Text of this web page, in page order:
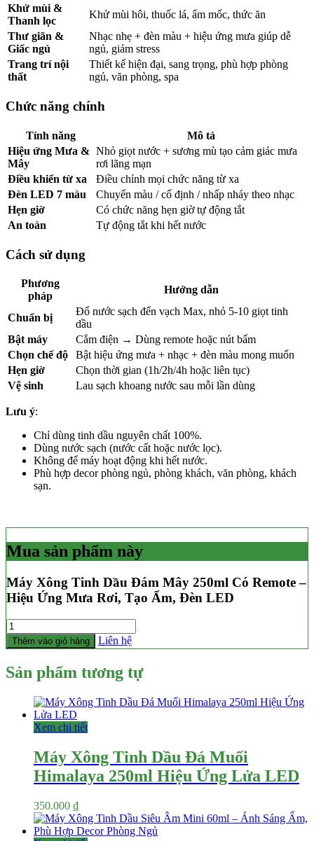
Khử mùi &
Thanh lọc
Khử mùi hôi, thuốc lá, ẩm mốc, thức ăn
Thư giãn &
Giấc ngủ
Nhạc nhẹ + đèn màu + hiệu ứng mưa giúp dễ
ngủ, giảm stress
Trang trí nội
thất
Thiết kế hiện đại, sang trọng, phù hợp phòng
ngủ, văn phòng, spa
Chức năng chính
Tính năng
Mô tả
Hiệu ứng Mưa &
Mây
Nhỏ giọt nước + sương mù tạo cảm giác mưa
rơi lãng mạn
Điều khiển từ xa
Điều chỉnh mọi chức năng từ xa
Đèn LED 7 màu
Chuyển màu / cố định / nhấp nháy theo nhạc
Hẹn giờ
Có chức năng hẹn giờ tự động tắt
An toàn
Tự động tắt khi hết nước
Cách sử dụng
Phương
pháp
Hướng dẫn
Chuẩn bị
Đổ nước sạch đến vạch Max, nhỏ 5-10 giọt tinh
dầu
Bật máy
Cắm điện → Dùng remote hoặc nút bấm
Chọn chế độ
Bật hiệu ứng mưa + nhạc + đèn màu mong muốn
Hẹn giờ
Chọn thời gian (1h/2h/4h hoặc liên tục)
Vệ sinh
Lau sạch khoang nước sau mỗi lần dùng
Lưu ý:
Chỉ dùng tinh dầu nguyên chất 100%.
Dùng nước sạch (nước cất hoặc nước lọc).
Không để máy hoạt động khi hết nước.
Phù hợp decor phòng ngủ, phòng khách, văn phòng, khách
sạn.
Mua sản phẩm này
Máy Xông Tinh Dầu Đám Mây 250ml Có Remote –
Hiệu Ứng Mưa Rơi, Tạo Ẩm, Đèn LED
Số
lượng
Thêm vào giỏ hàng Liên hệ
Sản phẩm tương tự
Xem chi tiết
Máy Xông Tinh Dầu Đá Muối
Himalaya 250ml Hiệu Ứng Lửa LED
350.000 ₫